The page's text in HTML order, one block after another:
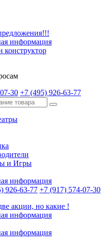
информация
конструктор
30 +7 (495) 926-63-77
и Игры
информация
926-63-77 +7 (917) 574-07-30
акции, но какие !
информация
информация